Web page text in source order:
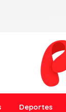
Deportes